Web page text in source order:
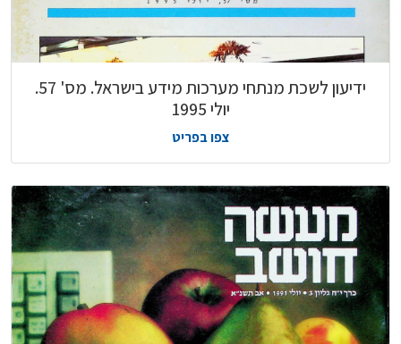
ידיעון לשכת מנתחי מערכות מידע בישראל. מס' 57.
יולי 1995
צפו בפריט